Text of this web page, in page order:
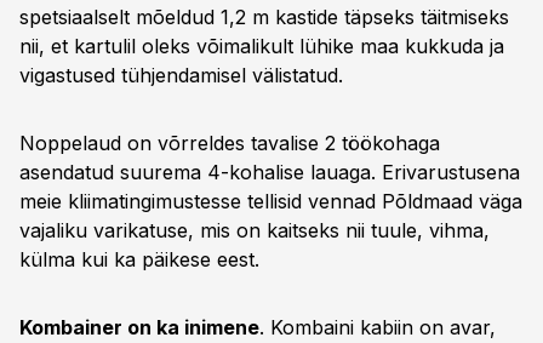
spetsiaalselt mõeldud 1,2 m kastide täpseks täitmiseks
nii, et kartulil oleks võimalikult lühike maa kukkuda ja
vigastused tühjendamisel välistatud.
Noppelaud on võrreldes tavalise 2 töökohaga
asendatud suurema 4-kohalise lauaga. Erivarustusena
meie kliimatingimustesse tellisid vennad Põldmaad väga
vajaliku varikatuse, mis on kaitseks nii tuule, vihma,
külma kui ka päikese eest.
Kombainer on ka inimene. Kombaini kabiin on avar,